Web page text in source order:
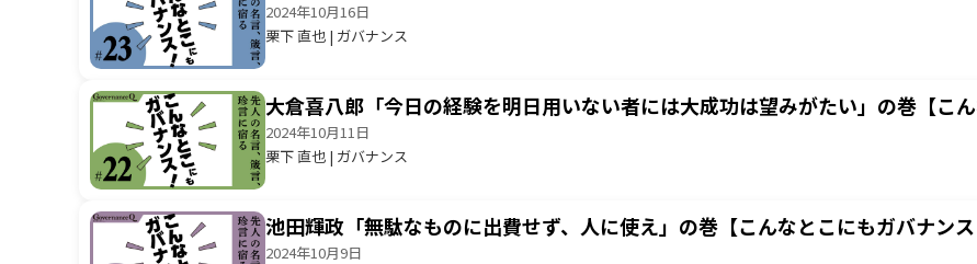
2024年10月16日
栗下 直也 | ガバナンス
大倉喜八郎「今日の経験を明日用いない者には大成功は望みがたい」の巻【こ
2024年10月11日
栗下 直也 | ガバナンス
池田輝政「無駄なものに出費せず、人に使え」の巻【こんなとこにもガバナンス
2024年10月9日